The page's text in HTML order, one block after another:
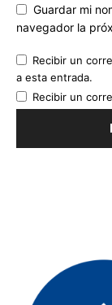
Guardar mi
navegador la
Recibir un
a esta entrada.
Recibir un